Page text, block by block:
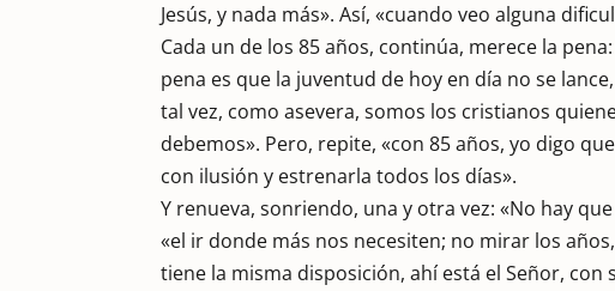
Jesús, y nada más». Así, «cuando veo alguna
Cada un de los 85 años, continúa, merece la
pena es que la juventud de hoy en día no se
tal vez, como asevera, somos los cristianos
debemos». Pero, repite, «con 85 años, yo digo
con ilusión y estrenarla todos los días».
Y renueva, sonriendo, una y otra vez: «No hay
«el ir donde más nos necesiten; no mirar los
tiene la misma disposición, ahí está el Señor,